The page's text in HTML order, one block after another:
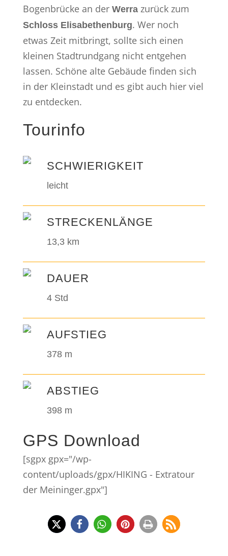
Bogenbrücke an der Werrazurück zum
Schloss Elisabethenburg. Wer noch
etwas Zeit mitbringt, sollte sich einen
kleinen Stadtrundgang nicht entgehen
lassen. Schöne alte Gebäude finden sich
in der Kleinstadt und es gibt auch hier viel
zu entdecken.
Tourinfo
SCHWIERIGKEIT
leicht
STRECKENLÄNGE
13,3 km
DAUER
4 Std
AUFSTIEG
378 m
ABSTIEG
398 m
GPS Download
[sgpx gpx="/wp-
content/uploads/gpx/HIKING - Extratour
der Meininger.gpx"]